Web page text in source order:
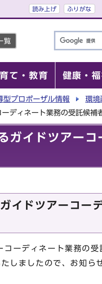
読み上げ ふりがな
覧
て・教育 健康・
型プロポーザル情報
環境
ディネート業務の受託候補
イドツアーコ
ドツアーコー
ディネート業務の受
しましたので、お知ら